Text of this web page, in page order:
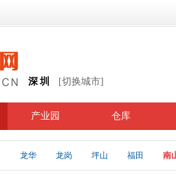
深圳 [切换城市]
产业园 仓库
龙华 龙岗 坪山 福田 南